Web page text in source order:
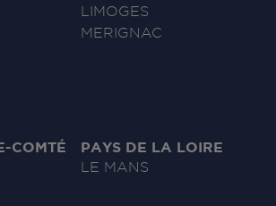
LIMOGES
MERIGNAC
COMTÉ PAYS DE LA LOIRE
LE MANS